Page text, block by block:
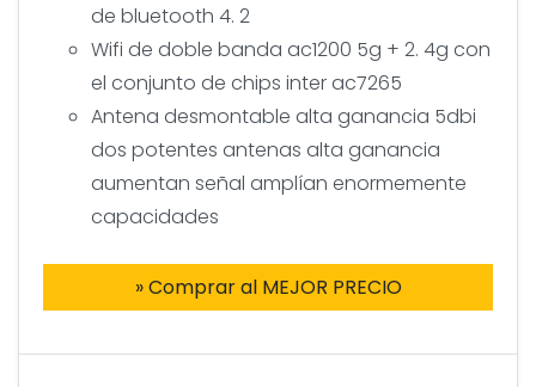
de bluetooth 4. 2
Wifi de doble banda ac1200 5g + 2. 4g con
el conjunto de chips inter ac7265
Antena desmontable alta ganancia 5dbi
dos potentes antenas alta ganancia
aumentan señal amplían enormemente
capacidades
» Comprar al MEJOR PRECIO